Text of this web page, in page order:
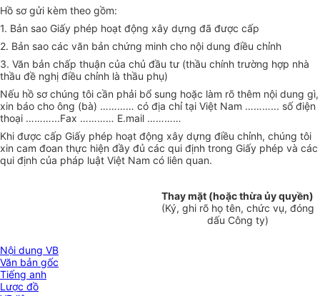
Hồ sơ gửi kèm theo gồm:
1. Bản sao Giấy phép hoạt động xây dựng đã được cấp
2. Bản sao các văn bản chứng minh cho nội dung điều chỉnh
3. Văn bản chấp thuận của chủ đầu tư (thầu chính trường hợp nhà
thầu đề nghị điều chỉnh là thầu phụ)
Nếu hồ sơ chúng tôi cần phải bổ sung hoặc làm rõ thêm nội dung gì,
xin báo cho ông (bà) ………… có địa chỉ tại Việt Nam ………... số điện
thoại ………...Fax ………… E.mail …………
Khi được cấp Giấy phép hoạt động xây dựng điều chỉnh, chúng tôi
xin cam đoan thực hiện đầy đủ các qui định trong Giấy phép và các
qui định của pháp luật Việt Nam có liên quan.
Thay mặt (hoặc thừa ủy quyền)
(Ký, ghi rõ họ tên, chức vụ, đóng
dấu Công ty)
Nội dung VB
Văn bản gốc
Tiếng anh
Lược đồ